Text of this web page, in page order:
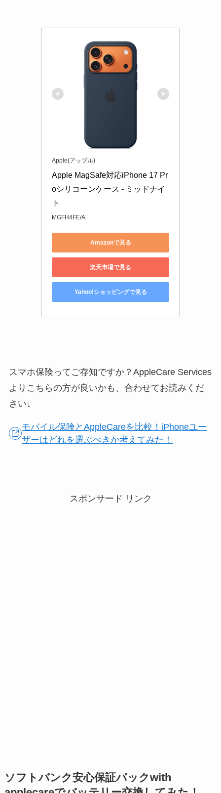
Apple(アップル)
Apple MagSafe対応iPhone 17 Pr
oシリコーンケース - ミッドナイ
ト
MGFH4FE/A
Amazonで見る
楽天市場で見る
Yahoo!ショッピングで見る
スマホ保険ってご存知ですか？AppleCare Services
よりこちらの方が良いかも、合わせてお読みくだ
さい↓
モバイル保険とAppleCareを比較！iPhoneユー
ザーはどれを選ぶべきか考えてみた！
スポンサード リンク
ソフトバンク安心保証パックwith